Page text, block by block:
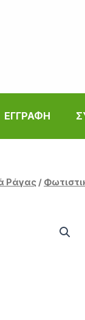
ΕΓΓΡΑΦΗ
Ράγας /